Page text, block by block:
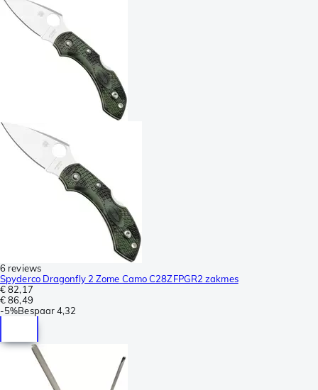
6 reviews
Spyderco Dragonfly 2 Zome Camo C28ZFPGR2 zakmes
€ 82,17
€ 86,49
-5%Bespaar4,32